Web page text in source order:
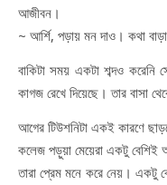
আজীবন।
~ আর্শি, পড়ায় মন দাও। কথা
বাকিটা সময় একটা শব্দও
কাগজ রেখে দিয়েছে। তার বাসা
আগের টিউশনিটা একই কারণে
কলেজ পড়ুয়া মেয়েরা একটু বেশিই
তারা প্রেম মনে করে নেয়। একটু